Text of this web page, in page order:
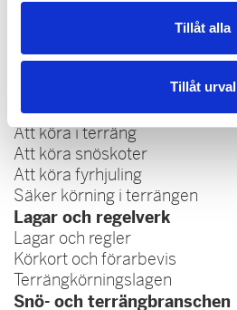
Tillåt alla
Tillåt urval
Köpa och äga terrängfordon
Köpa och äga terrängfordon
Fordonstyper snöskotrar
Fordonstyper fyrhjulingar
Köra terrängfordon
Att köra i terräng
Att köra snöskoter
Att köra fyrhjuling
Säker körning i terrängen
Lagar och regelverk
Lagar och regler
Körkort och förarbevis
Terrängkörningslagen
Snö- och terrängbranschen